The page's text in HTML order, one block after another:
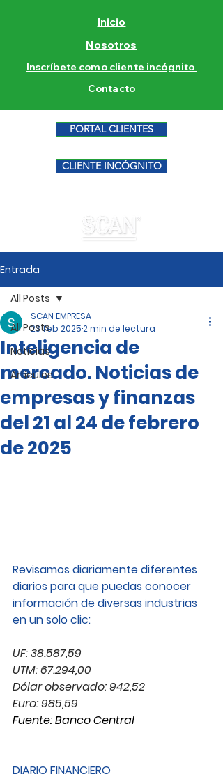
Inicio
Nosotros
Inscríbete como cliente incógnito
Contacto
PORTAL CLIENTES
CLIENTE INCÓGNITO
Entrada
All Posts
Noticias
Artículos
All Posts
Inteligencia de
mercado. Noticias de
empresas y finanzas
del 21 al 24 de febrero
de 2025
SCAN EMPRESA
23 feb 20252 min de lectura
Revisamos diariamente diferentes
diarios para que puedas conocer
información de diversas industrias
en un solo clic:
UF: 38.587,59
UTM: 67.294,00
Dólar observado: 942,52
Euro: 985,59
Fuente: Banco Central
DIARIO FINANCIERO